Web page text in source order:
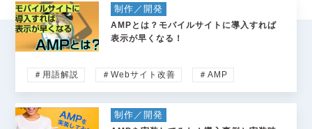
制作／開発
AMPとは？モバイルサイトに導入すれば
表示が早くなる！
＃用語解説 ＃Webサイト改善 ＃AMP
制作／開発